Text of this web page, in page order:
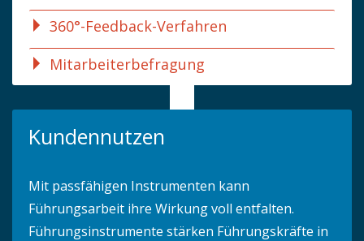
360°-Feedback-Verfahren
Mitarbeiterbefragung
Kundennutzen
Mit passfähigen Instrumenten kann
Führungsarbeit ihre Wirkung voll entfalten.
Führungsinstrumente stärken Führungskräfte in